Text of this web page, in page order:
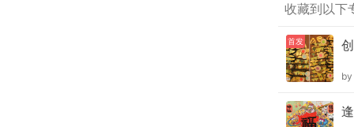
收藏到以下
首发
by